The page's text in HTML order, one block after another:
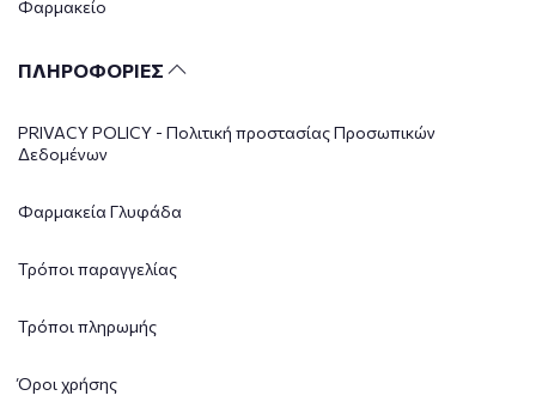
Φαρμακείο
ΠΛΗΡΟΦΟΡΙΕΣ
PRIVACY POLICY - Πολιτική προστασίας Προσωπικών
Δεδομένων
Φαρμακεία Γλυφάδα
Τρόποι παραγγελίας
Τρόποι πληρωμής
Όροι χρήσης